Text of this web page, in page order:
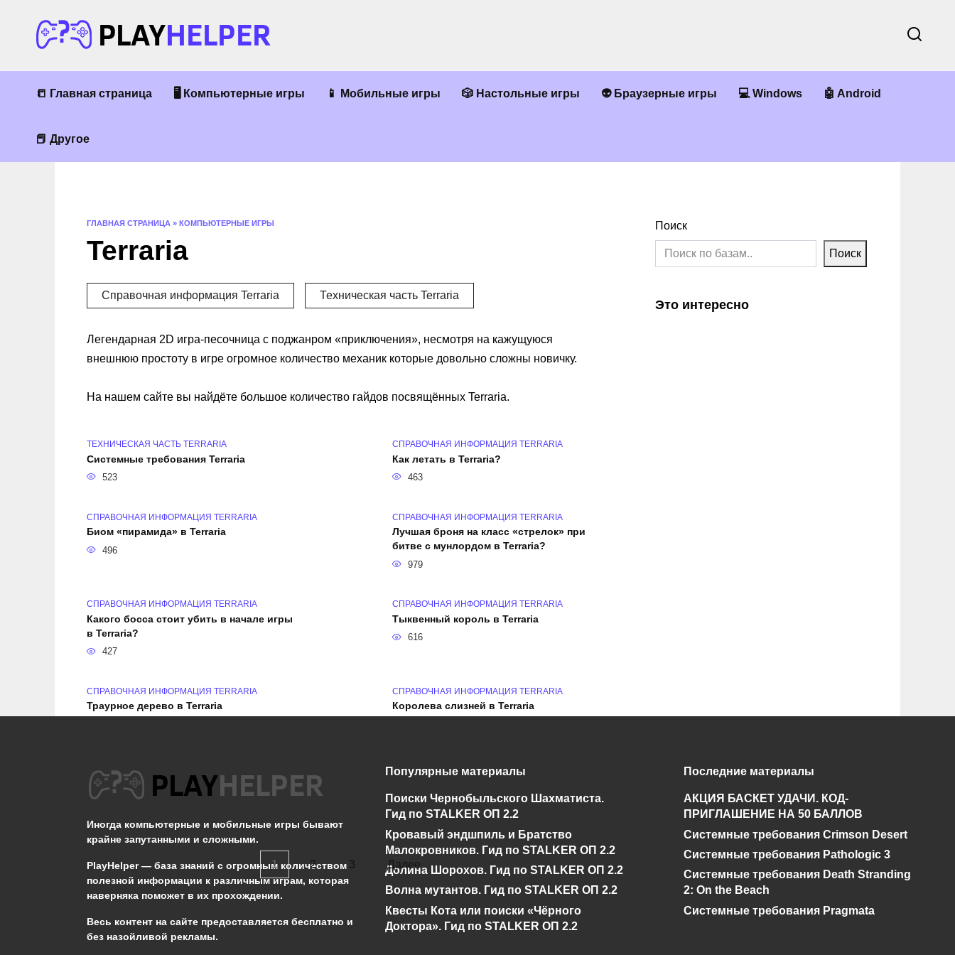
содержанию
📒 Главная страница 🖥 Компьютерные игры 📱 Мобильные игры 🎲 Настольные игры 👽 Браузерные игры 💻 Windows 🤖 Android
📕 Другое
ГЛАВНАЯ СТРАНИЦА » КОМПЬЮТЕРНЫЕ ИГРЫ
Terraria
Справочная информация Terraria Техническая часть Terraria
Легендарная 2D игра-песочница с поджанром «приключения», несмотря на кажущуюся
внешнюю простоту в игре огромное количество механик которые довольно сложны новичку.
На нашем сайте вы найдёте большое количество гайдов посвящённых Terraria.
ТЕХНИЧЕСКАЯ ЧАСТЬ TERRARIA
Системные требования Terraria
523
СПРАВОЧНАЯ ИНФОРМАЦИЯ TERRARIA
Как летать в Terraria?
463
СПРАВОЧНАЯ ИНФОРМАЦИЯ TERRARIA
Биом «пирамида» в Terraria
496
СПРАВОЧНАЯ ИНФОРМАЦИЯ TERRARIA
Лучшая броня на класс «стрелок» при
битве с мунлордом в Terraria?
979
СПРАВОЧНАЯ ИНФОРМАЦИЯ TERRARIA
Какого босса стоит убить в начале игры
в Terraria?
427
СПРАВОЧНАЯ ИНФОРМАЦИЯ TERRARIA
Тыквенный король в Terraria
616
СПРАВОЧНАЯ ИНФОРМАЦИЯ TERRARIA
Траурное дерево в Terraria
СПРАВОЧНАЯ ИНФОРМАЦИЯ TERRARIA
Королева слизней в Terraria
На какие части делятся боссы в Terraria
Какому нпс принадлежит фраза «ты
выглядишь полупереваренным. Опять
дразнил слизней» в Terraria?
Пагинация
записей
1 2 3 Далее
Поиск
Поиск
Это интересно
Иногда компьютерные и мобильные игры бывают
крайне запутанными и сложными.
PlayHelper — база знаний с огромным количеством
полезной информации к различным играм, которая
наверняка поможет в их прохождении.
Весь контент на сайте предоставляется бесплатно и
без назойливой рекламы.
Популярные материалы
Поиски Чернобыльского Шахматиста.
Гид по STALKER ОП 2.2
Кровавый эндшпиль и Братство
Малокровников. Гид по STALKER ОП 2.2
Долина Шорохов. Гид по STALKER ОП 2.2
Волна мутантов. Гид по STALKER ОП 2.2
Квесты Кота или поиски «Чёрного
Доктора». Гид по STALKER ОП 2.2
Последние материалы
АКЦИЯ БАСКЕТ УДАЧИ. КОД-
ПРИГЛАШЕНИЕ НА 50 БАЛЛОВ
Системные требования Crimson Desert
Системные требования Pathologic 3
Системные требования Death Stranding
2: On the Beach
Системные требования Pragmata
Сообщить об ошибке